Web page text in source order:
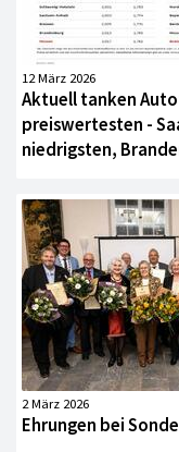
12 März 2026
Aktuell tanken
preiswertesten -
niedrigsten,
2 März 2026
Ehrungen bei